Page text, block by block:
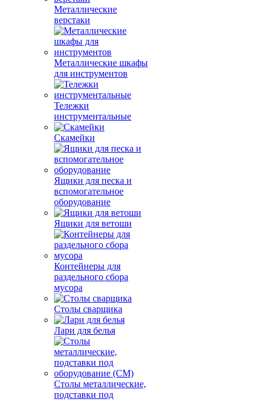
Металлические
верстаки
Металлические шкафы
для инструментов
Тележки
инструментальные
Скамейки
Ящики для песка и
вспомогательное
оборудование
Ящики для ветоши
Контейнеры для
раздельного сбора
мусора
Столы сварщика
Лари для белья
Столы металлические,
подставки под